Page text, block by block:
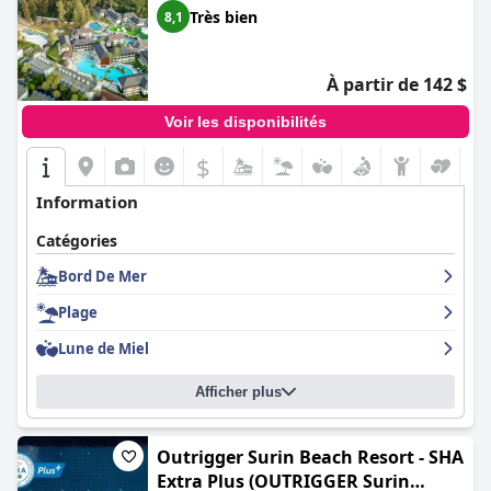
8,1 Très bien
À partir de 142 $
Voir les disponibilités
$
Information
Catégories
Bord De Mer
Plage
Lune de Miel
Afficher plus
Outrigger Surin Beach Resort - SHA
Extra Plus (OUTRIGGER Surin